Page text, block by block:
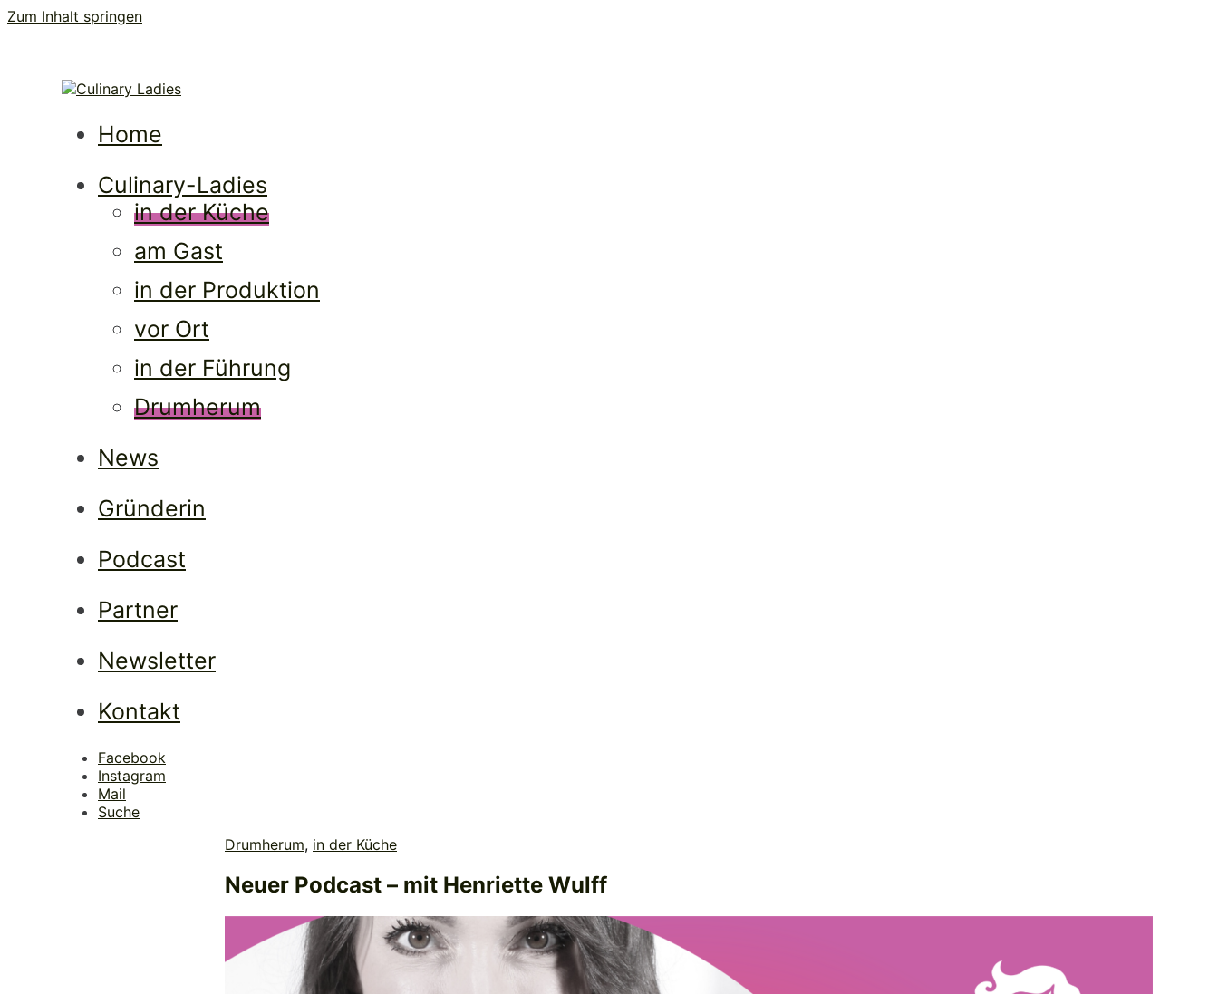
Zum Inhalt springen
Culinary
Ladies
Home
Culinary-Ladies
in der Küche
am Gast
in der Produktion
vor Ort
in der Führung
Drumherum
News
Gründerin
Podcast
Partner
Newsletter
Kontakt
Facebook
Instagram
Mail
Suche
Drumherum, in der Küche
Neuer Podcast – mit Henriette Wulff